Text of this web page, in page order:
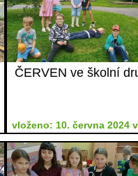
ČERVEN ve školní
vloženo: 10. června 2024